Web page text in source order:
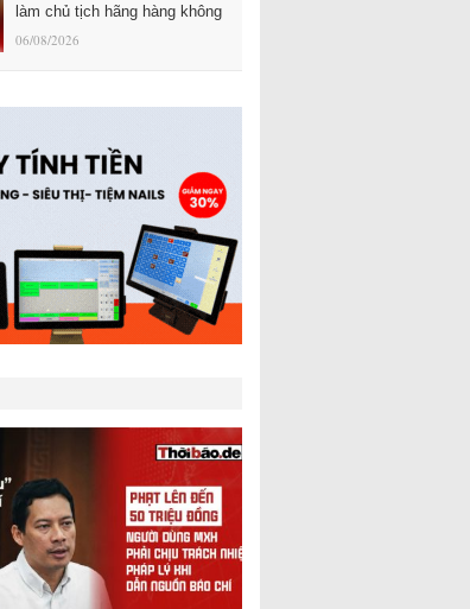
làm chủ tịch hãng hàng không
06/08/2026